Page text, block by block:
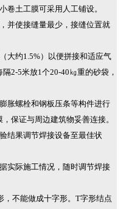
卷土工膜可采用人工铺设。
并使接缝量最少，接缝位置就
大约1.5%）以便拼接和适应气
2-5米放1个20-40㎏重的砂袋，
胀螺栓和钢板压条等构件进行
保证与周边建筑物妥善连接。
结果调节焊接设备至最佳状
实际施工情况，随时调节焊接
，不能做成十字形。T字形结点